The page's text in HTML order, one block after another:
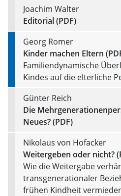
Joachim Walter
Editorial (PDF)
Georg Romer
Kinder machen Eltern
Familiendynamische
Kindes auf die elterliche
Günter Reich
Die
Neues? (PDF)
Nikolaus von Hofacker
Weitergeben oder nicht?
Wie die Weitergabe
transgenerationaler
frühen Kindheit